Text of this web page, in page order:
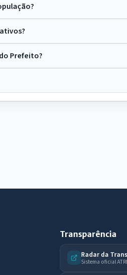
Prefeito?
Transparência
Radar da
Sistema oficial